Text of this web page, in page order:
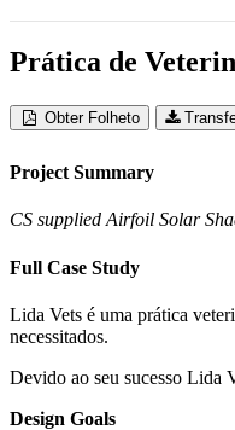
Prática de
Obter Folheto
Project Summary
CS supplied Airfoil Solar
Full Case Study
Lida Vets é uma prática
necessitados.
Devido ao seu sucesso Lida
Design Goals